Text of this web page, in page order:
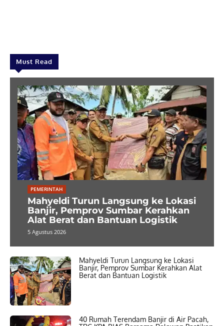
Must Read
PEMERINTAH
Mahyeldi Turun Langsung ke Lokasi
Banjir, Pemprov Sumbar Kerahkan
Alat Berat dan Bantuan Logistik
5 Agustus 2026
Mahyeldi Turun Langsung ke Lokasi
Banjir, Pemprov Sumbar Kerahkan Alat
Berat dan Bantuan Logistik
40 Rumah Terendam Banjir di Air Pacah,